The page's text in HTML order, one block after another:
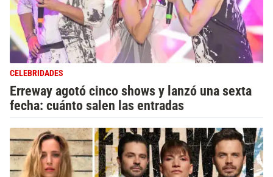
CELEBRIDADES
Erreway agotó cinco shows y lanzó una sexta
fecha: cuánto salen las entradas